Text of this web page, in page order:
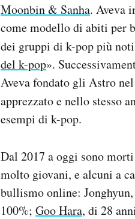
Moonbin & Sanha. Aveva
come modello di abiti per
dei gruppi di k-pop più
del k-pop».
Aveva fondato gli Astro
apprezzato e nello stesso
esempi di k-pop.
Dal 2017 a oggi sono
molto giovani, e alcuni a
bullismo online:
100%; Goo Hara, di 28